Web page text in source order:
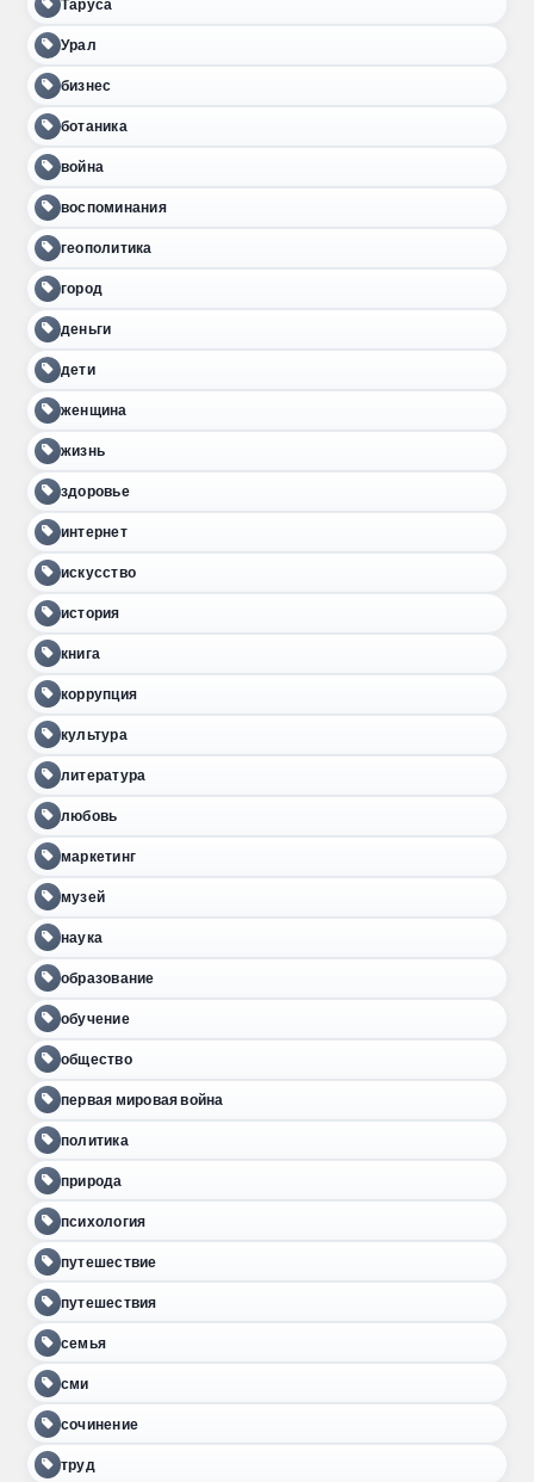
Таруса
Урал
бизнес
ботаника
война
воспоминания
геополитика
город
деньги
дети
женщина
жизнь
здоровье
интернет
искусство
история
книга
коррупция
культура
литература
любовь
маркетинг
музей
наука
образование
обучение
общество
первая мировая война
политика
природа
психология
путешествие
путешествия
семья
сми
сочинение
труд